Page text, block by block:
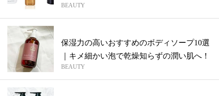
BEAUTY
保湿力の高いおすすめのボディソープ10選
｜キメ細かい泡で乾燥知らずの潤い肌へ！
BEAUTY